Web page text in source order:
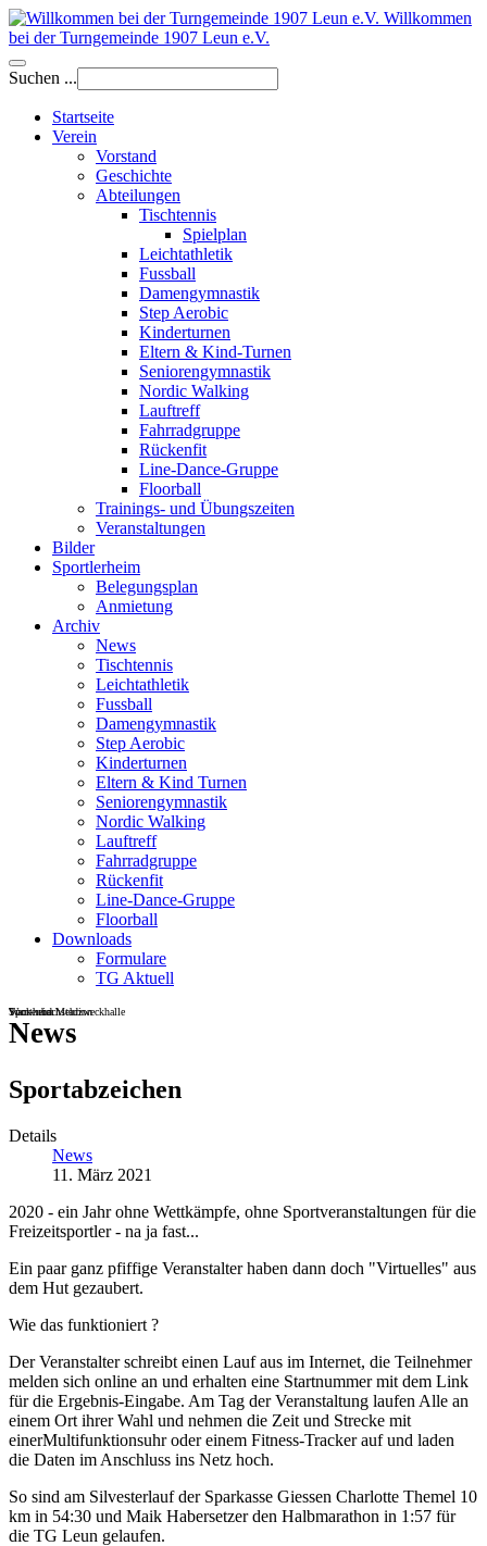
Willkommen
bei der Turngemeinde 1907 Leun e.V.
Suchen ...
Startseite
Verein
Vorstand
Geschichte
Abteilungen
Tischtennis
Spielplan
Leichtathletik
Fussball
Damengymnastik
Step Aerobic
Kinderturnen
Eltern & Kind-Turnen
Seniorengymnastik
Nordic Walking
Lauftreff
Fahrradgruppe
Rückenfit
Line-Dance-Gruppe
Floorball
Trainings- und Übungszeiten
Veranstaltungen
Bilder
Sportlerheim
Belegungsplan
Anmietung
Archiv
News
Tischtennis
Leichtathletik
Fussball
Damengymnastik
Step Aerobic
Kinderturnen
Eltern & Kind Turnen
Seniorengymnastik
Nordic Walking
Lauftreff
Fahrradgruppe
Rückenfit
Line-Dance-Gruppe
Floorball
Downloads
Formulare
TG Aktuell
Sportheim
Turn- und Mehrzweckhalle
Wackenbachstadion
News
Sportabzeichen
Details
News
11. März 2021
2020 - ein Jahr ohne Wettkämpfe, ohne Sportveranstaltungen für die
Freizeitsportler - na ja fast...
Ein paar ganz pfiffige Veranstalter haben dann doch "Virtuelles" aus
dem Hut gezaubert.
Wie das funktioniert ?
Der Veranstalter schreibt einen Lauf aus im Internet, die Teilnehmer
melden sich online an und erhalten eine Startnummer mit dem Link
für die Ergebnis-Eingabe. Am Tag der Veranstaltung laufen Alle an
einem Ort ihrer Wahl und nehmen die Zeit und Strecke mit
einerMultifunktionsuhr oder einem Fitness-Tracker auf und laden
die Daten im Anschluss ins Netz hoch.
So sind am Silvesterlauf der Sparkasse Giessen Charlotte Themel 10
km in 54:30 und Maik Habersetzer den Halbmarathon in 1:57 für
die TG Leun gelaufen.